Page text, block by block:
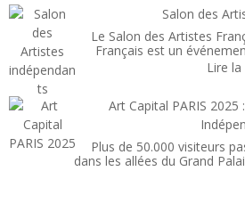
Salon des
Le Salon des Artistes
Français est un
Lire la
Art Capital PARIS
Plus de 50.000 visiteurs
dans les allées du Grand